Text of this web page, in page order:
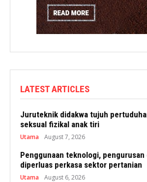
LATEST ARTICLES
Juruteknik didakwa tujuh
seksual fizikal anak tiri
Utama August 7, 2026
Penggunaan teknologi,
diperluas perkasa sektor pertanian
Utama August 6, 2026